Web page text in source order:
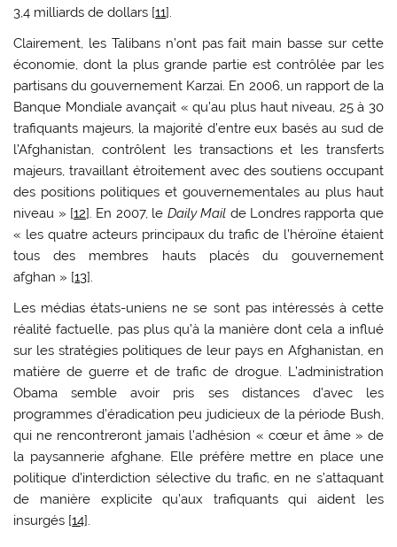
3,4 milliards de dollars [11].
Clairement, les Talibans n’ont pas fait main basse sur cette
économie, dont la plus grande partie est contrôlée par les
partisans du gouvernement Karzai. En 2006, un rapport de la
Banque Mondiale avançait « qu’au plus haut niveau, 25 à 30
trafiquants majeurs, la majorité d’entre eux basés au sud de
l’Afghanistan, contrôlent les transactions et les transferts
majeurs, travaillant étroitement avec des soutiens occupant
des positions politiques et gouvernementales au plus haut
niveau » [12]. En 2007, le Daily Mail de Londres rapporta que
« les quatre acteurs principaux du trafic de l’héroïne étaient
tous des membres hauts placés du gouvernement
afghan » [13].
Les médias états-uniens ne se sont pas intéressés à cette
réalité factuelle, pas plus qu’à la manière dont cela a influé
sur les stratégies politiques de leur pays en Afghanistan, en
matière de guerre et de trafic de drogue. L’administration
Obama semble avoir pris ses distances d’avec les
programmes d’éradication peu judicieux de la période Bush,
qui ne rencontreront jamais l’adhésion « cœur et âme » de
la paysannerie afghane. Elle préfère mettre en place une
politique d’interdiction sélective du trafic, en ne s’attaquant
de manière explicite qu’aux trafiquants qui aident les
insurgés [14].